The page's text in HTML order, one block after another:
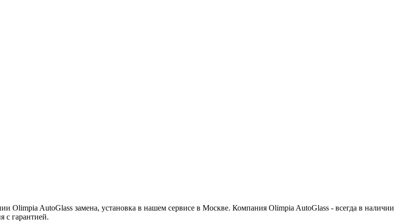
Olimpia AutoGlass замена, установка в нашем сервисе в Москве. Компания Olimpia AutoGlass - всегда в наличии
с гарантией.